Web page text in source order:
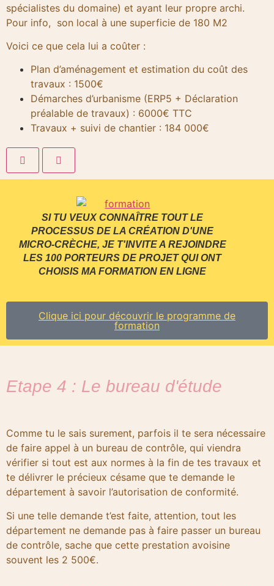
spécialistes du domaine) et ayant leur propre archi.
Pour info, son local à une superficie de 180 M2
Voici ce que cela lui a coûter :
Plan d’aménagement et estimation du coût des
travaux : 1500€
Démarches d’urbanisme (ERP5 + Déclaration
préalable de travaux) : 6000€ TTC
Travaux + suivi de chantier : 184 000€
SI TU VEUX CONNAÎTRE TOUT LE
PROCESSUS DE LA CRÉATION D'UNE
MICRO-CRÈCHE, JE T'INVITE A REJOINDRE
LES 100 PORTEURS DE PROJET QUI ONT
CHOISIS MA FORMATION EN LIGNE
Clique ici pour découvrir le programme de
formation
Etape 4 : Le bureau d'étude
Comme tu le sais surement, parfois il te sera nécessaire
de faire appel à un bureau de contrôle, qui viendra
vérifier si tout est aux normes à la fin de tes travaux et
te délivrer le précieux césame que te demande le
département à savoir l’autorisation de conformité.
Si une telle demande t’est faite, attention, tout les
département ne demande pas à faire passer un bureau
de contrôle, sache que cette prestation avoisine
souvent les 2 500€.